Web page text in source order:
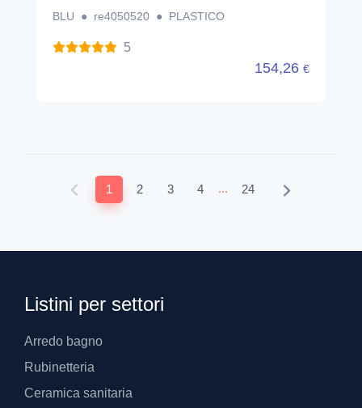
Listini per settori
Arredo bagno
Rubinetteria
Ceramica sanitaria